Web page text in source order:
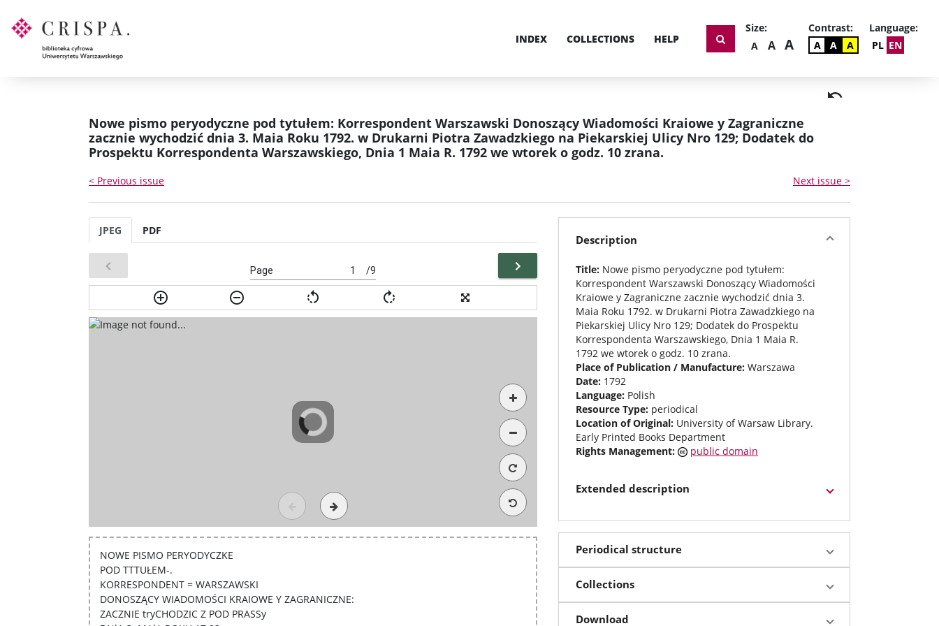
INDEX COLLECTIONS HELP
Size:
ADEFAULT FONT SIZE
ABIGGER FONT SIZE
ATHE BIGGEST FONT
Contrast:
ADEFAULT CONSTRAST
ACONSTRAST WHITE
ACONSTRAST
Language:
PL EN
Nowe pismo peryodyczne pod tytułem: Korrespondent Warszawski Donoszący Wiadomości Kraiowe y Zagraniczne
zacznie wychodzić dnia 3. Maia Roku 1792. w Drukarni Piotra Zawadzkiego na Piekarskiej Ulicy Nro 129; Dodatek do
Prospektu Korrespondenta Warszawskiego, Dnia 1 Maia R. 1792 we wtorek o godz. 10 zrana.
< Previous issue Next issue >
JPEG PDF
Page /9
NOWE PISMO PERYODYCZKE
POD TTTUŁEM-.
KORRESPONDENT = WARSZAWSKI
DONOSZĄCY WIADOMOŚCI KRAIOWE Y ZAGRANICZNE:
ZACZNIE tryCHODZIC Z POD PRASSy
Description
Title: Nowe pismo peryodyczne pod tytułem:
Korrespondent Warszawski Donoszący Wiadomości
Kraiowe y Zagraniczne zacznie wychodzić dnia 3.
Maia Roku 1792. w Drukarni Piotra Zawadzkiego na
Piekarskiej Ulicy Nro 129; Dodatek do Prospektu
Korrespondenta Warszawskiego, Dnia 1 Maia R.
1792 we wtorek o godz. 10 zrana.
Place of Publication / Manufacture: Warszawa
Date: 1792
Language: Polish
Resource Type: periodical
Location of Original: University of Warsaw Library.
Early Printed Books Department
Rights Management:
public domain
Extended description
Periodical structure
Collections
Download